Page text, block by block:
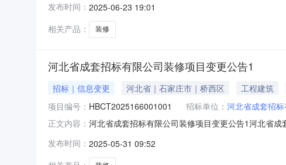
2025-06-2009:30开标地点：多功能会议室公示开始
发布时间： 2025-06-23 19:01
相关产品：
装修
河北省成套招标有限公司装修项目变更公告1
招标｜信息变更 河北省｜石家庄市｜桥西区 工程建筑
项目编号： HBCT2025166001001 招标单位： 河北省成套招
正文内容： 河北省成套招标有限公司装修项目变更公告1河北省
有限公司装修项目”其他内容不变！
发布时间： 2025-05-31 09:52